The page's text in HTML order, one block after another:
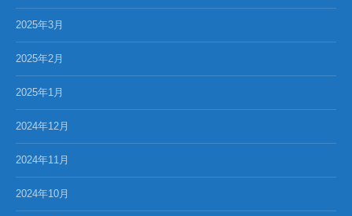
2025年3月
2025年2月
2025年1月
2024年12月
2024年11月
2024年10月